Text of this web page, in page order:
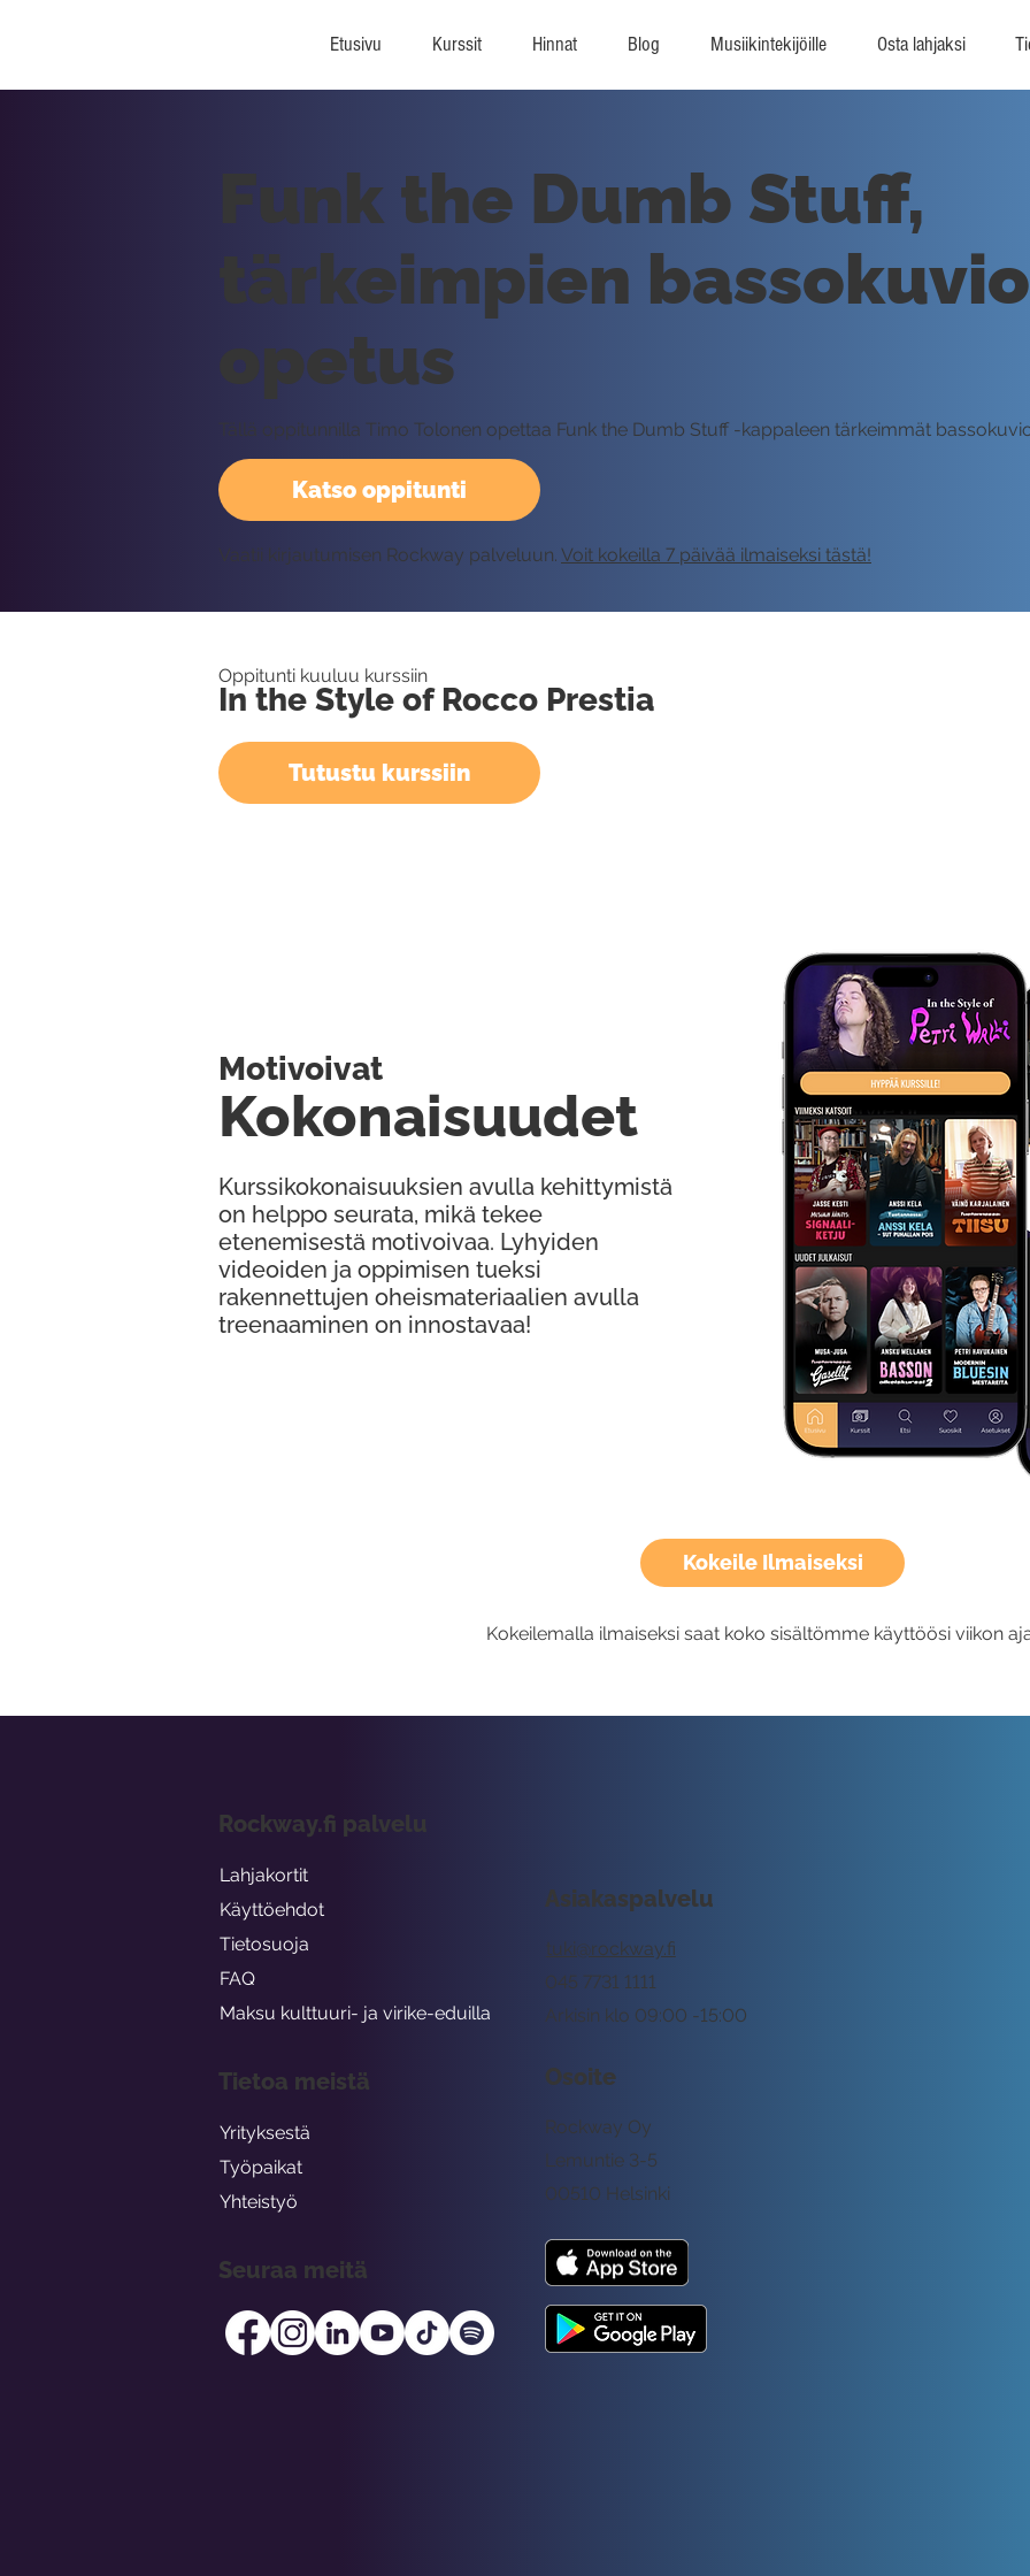
Etusivu Kurssit Hinnat Blog Musiikintekijöille Osta lahjaksi
Kokeile Ilmaiseksi
Kokeilemalla ilmaiseksi saat koko sisältömme käyttöösi viikon
Katso oppitunti
Funk the Dumb Stuff,
tärkeimpien
opetus
Tällä oppitunnilla Timo Tolonen opettaa Funk the Dumb Stuff -kappaleen tärkeimmät
Vaatii kirjautumisen Rockway palveluun. Voit kokeilla 7 päivää ilmaiseksi tästä!
Oppitunti kuuluu kurssiin
In the Style of Rocco Prestia
Tutustu kurssiin
Kurssikokonaisuuksien avulla kehittymistä
on helppo seurata, mikä tekee
etenemisestä motivoivaa. Lyhyiden
videoiden ja oppimisen tueksi
rakennettujen oheismateriaalien avulla
treenaaminen on innostavaa!
Kokonaisuudet
Motivoivat
Asiakaspalvelu
tuki@rockway.fi
Arkisin klo 09:00 -15:00
045 7731 1111
Osoite
Rockway Oy
Lemuntie 3-5
00510 Helsinki
Rockway.fi palvelu
Lahjakortit
Käyttöehdot
Tietosuoja
FAQ
Maksu kulttuuri- ja virike-eduilla
Tietoa meistä
Yrityksestä
Työpaikat
Yhteistyö
Seuraa meitä